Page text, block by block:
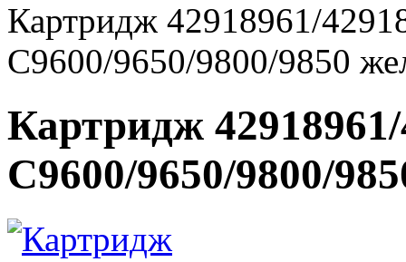
Картридж 42918961/
C9600/9650/9800/9850
Картридж
C9600/9650/9800/